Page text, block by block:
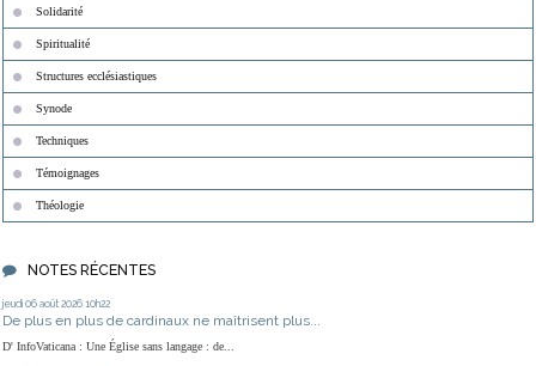
Solidarité
Spiritualité
Structures ecclésiastiques
Synode
Techniques
Témoignages
Théologie
NOTES RÉCENTES
jeudi 06 août 2026 10h22
De plus en plus de cardinaux ne maîtrisent plus...
D' InfoVaticana : Une Église sans langage : de...